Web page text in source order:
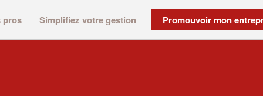
pros Simplifiez votre gestion Promouvoir mon